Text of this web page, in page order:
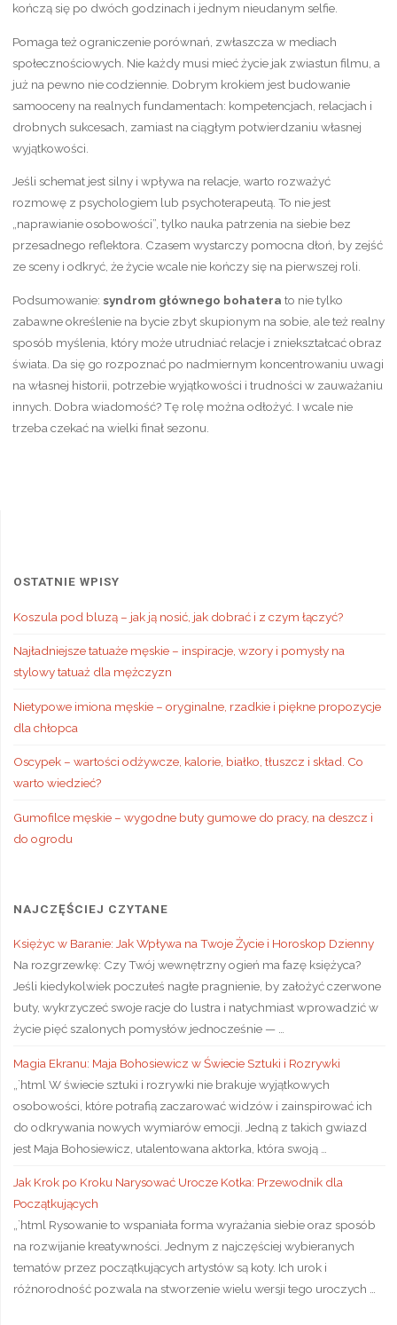
kończą się po dwóch godzinach i jednym nieudanym selfie.
Pomaga też ograniczenie porównań, zwłaszcza w mediach
społecznościowych. Nie każdy musi mieć życie jak zwiastun filmu, a
już na pewno nie codziennie. Dobrym krokiem jest budowanie
samooceny na realnych fundamentach: kompetencjach, relacjach i
drobnych sukcesach, zamiast na ciągłym potwierdzaniu własnej
wyjątkowości.
Jeśli schemat jest silny i wpływa na relacje, warto rozważyć
rozmowę z psychologiem lub psychoterapeutą. To nie jest
„naprawianie osobowości”, tylko nauka patrzenia na siebie bez
przesadnego reflektora. Czasem wystarczy pomocna dłoń, by zejść
ze sceny i odkryć, że życie wcale nie kończy się na pierwszej roli.
Podsumowanie: syndrom głównego bohatera to nie tylko
zabawne określenie na bycie zbyt skupionym na sobie, ale też realny
sposób myślenia, który może utrudniać relacje i zniekształcać obraz
świata. Da się go rozpoznać po nadmiernym koncentrowaniu uwagi
na własnej historii, potrzebie wyjątkowości i trudności w zauważaniu
innych. Dobra wiadomość? Tę rolę można odłożyć. I wcale nie
trzeba czekać na wielki finał sezonu.
OSTATNIE WPISY
Koszula pod bluzą – jak ją nosić, jak dobrać i z czym łączyć?
Najładniejsze tatuaże męskie – inspiracje, wzory i pomysły na
stylowy tatuaż dla mężczyzn
Nietypowe imiona męskie – oryginalne, rzadkie i piękne propozycje
dla chłopca
Oscypek – wartości odżywcze, kalorie, białko, tłuszcz i skład. Co
warto wiedzieć?
Gumofilce męskie – wygodne buty gumowe do pracy, na deszcz i
do ogrodu
NAJCZĘŚCIEJ CZYTANE
Księżyc w Baranie: Jak Wpływa na Twoje Życie i Horoskop Dzienny
Na rozgrzewkę: Czy Twój wewnętrzny ogień ma fazę księżyca?
Jeśli kiedykolwiek poczułeś nagłe pragnienie, by założyć czerwone
buty, wykrzyczeć swoje racje do lustra i natychmiast wprowadzić w
życie pięć szalonych pomysłów jednocześnie — …
Magia Ekranu: Maja Bohosiewicz w Świecie Sztuki i Rozrywki
„`html W świecie sztuki i rozrywki nie brakuje wyjątkowych
osobowości, które potrafią zaczarować widzów i zainspirować ich
do odkrywania nowych wymiarów emocji. Jedną z takich gwiazd
jest Maja Bohosiewicz, utalentowana aktorka, która swoją …
Jak Krok po Kroku Narysować Urocze Kotka: Przewodnik dla
Początkujących
„`html Rysowanie to wspaniała forma wyrażania siebie oraz sposób
na rozwijanie kreatywności. Jednym z najczęściej wybieranych
tematów przez początkujących artystów są koty. Ich urok i
różnorodność pozwala na stworzenie wielu wersji tego uroczych …